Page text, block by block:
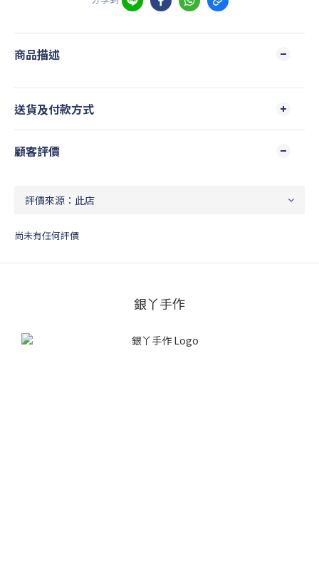
商品描述
送貨及付款方式
顧客評價
尚未有任何評價
銀丫手作